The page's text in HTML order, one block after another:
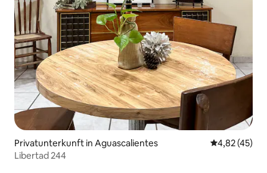
Privatunterkunft in Aguascalientes
4,82 (45)
Libertad 244